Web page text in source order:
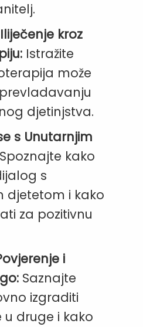
kroz
Istražite
može
djetinjstva.
s Unutarnjim
kako
s
djetetom i kako
za pozitivnu
i
Saznajte
izgraditi
u druge i kako